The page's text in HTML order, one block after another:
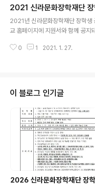
2021 신라문화장학재단
2021년 신라문화장학재단 장학생
교 홈페이지에 지원서와 함께 공지
탁드립니다.
0 1 2021. 1. 27.
이 블로그 인기글
2026 신라문화장학재단 장